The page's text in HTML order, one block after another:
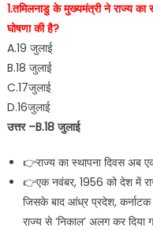
1.तमिलनाडु के मुख्यमंत्री ने राज्य का
घोषणा की है?
A.19 जुलाई
B.18 जुलाई
C.17जुलाई
D.16जुलाई
उत्तर –B.18 जुलाई
👉राज्य का स्थापना दिवस अब
👉एक नवंबर, 1956 को देश में
जिसके बाद आंध्र प्रदेश,
राज्य से ‘निकाल’ अलग कर दिया